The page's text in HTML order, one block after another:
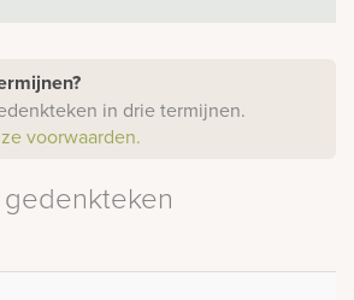
in drie termijnen.
voorwaarden.